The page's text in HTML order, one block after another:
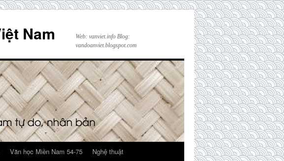
Nam
Web: vanviet.info Blog:
vandoanviet.blogspot.com
Văn học Miền Nam 54-75
Nghệ thuật